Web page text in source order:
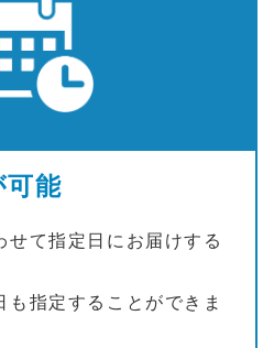
能
て指定日にお届けする
指定することができま